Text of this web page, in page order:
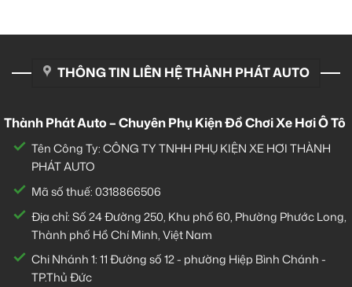
THÔNG TIN LIÊN HỆ THÀNH PHÁT AUTO
Thành Phát Auto – Chuyên Phụ Kiện Đồ Chơi Xe Hơi Ô Tô
Tên Công Ty: CÔNG TY TNHH PHỤ KIỆN XE HƠI THÀNH
PHÁT AUTO
Mã số thuế: 0318866506
Địa chỉ: Số 24 Đường 250, Khu phố 60, Phường Phước Long,
Thành phố Hồ Chí Minh, Việt Nam
Chi Nhánh 1:11 Đường số 12 - phường Hiệp Bình Chánh -
TP.Thủ Đức